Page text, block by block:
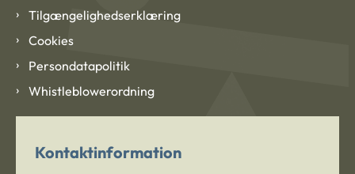
Tilgængelighedserklæring
Cookies
Persondatapolitik
Whistleblowerordning
Kontaktinformation